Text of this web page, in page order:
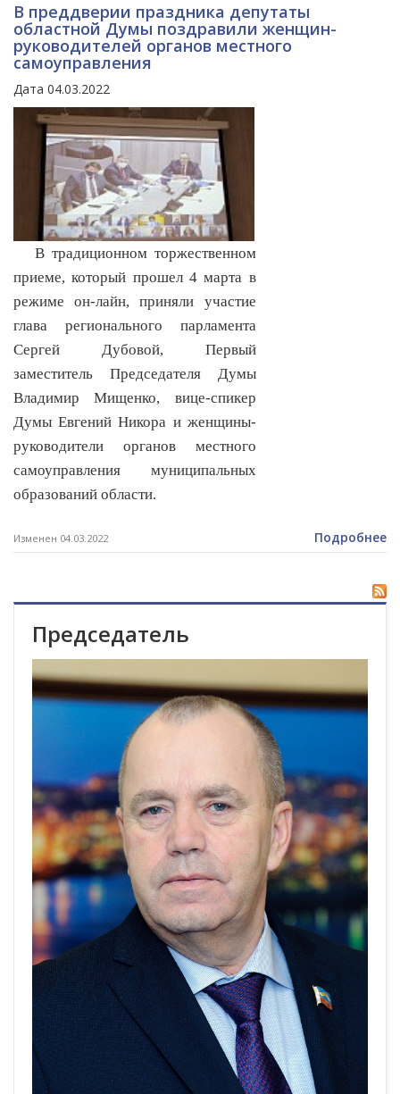
В преддверии праздника депутаты
областной Думы поздравили женщин-
руководителей органов местного
самоуправления
Дата 04.03.2022
В традиционном торжественном
приеме, который прошел 4 марта в
режиме он-лайн, приняли участие
глава регионального парламента
Сергей Дубовой, Первый
заместитель Председателя Думы
Владимир Мищенко, вице-спикер
Думы Евгений Никора и женщины-
руководители органов местного
самоуправления муниципальных
образований области.
Изменен 04.03.2022 Подробнее
Председатель